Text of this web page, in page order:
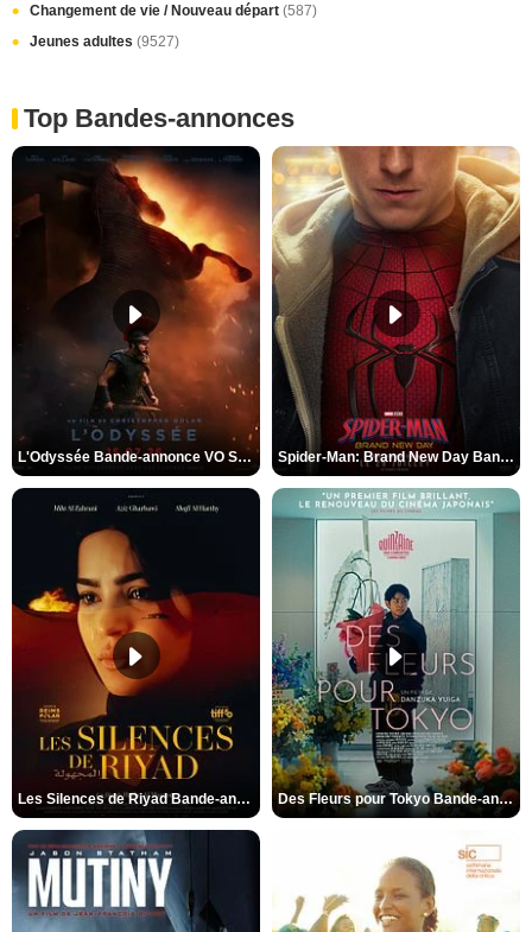
Changement de vie / Nouveau départ (587)
Jeunes adultes (9527)
Top Bandes-annonces
L'Odyssée Bande-annonce VO STFR Spider-Man: Brand New Day Bande-annonce VO STFR
Les Silences de Riyad Bande-annonce VO STFR Des Fleurs pour Tokyo Bande-annonce VO STFR